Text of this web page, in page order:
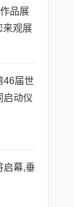
品展
来观展
46届世
启动仪
启幕,垂